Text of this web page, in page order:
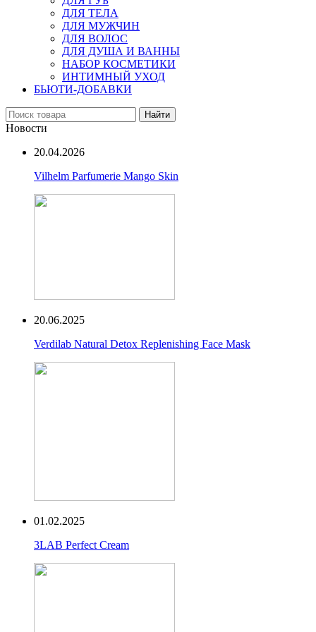
ДЛЯ ТЕЛА
ДЛЯ МУЖЧИН
ДЛЯ ВОЛОС
ДЛЯ ДУША И ВАННЫ
НАБОР КОСМЕТИКИ
ИНТИМНЫЙ УХОД
БЬЮТИ-ДОБАВКИ
Найти
Новости
20.04.2026
Vilhelm Parfumerie Mango Skin
20.06.2025
Verdilab Natural Detox Replenishing Face Mask
01.02.2025
3LAB Perfect Cream